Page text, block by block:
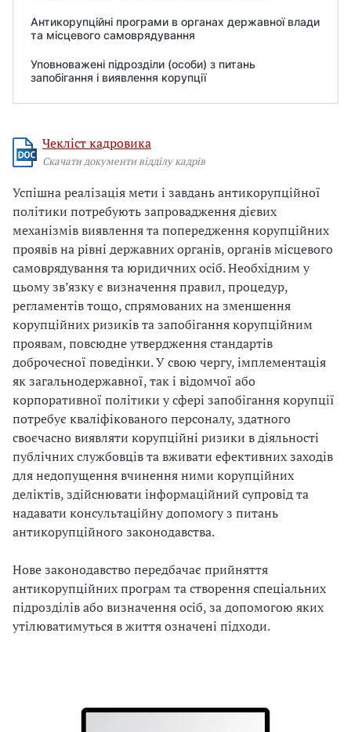
Антикорупційні програми в органах державної влади
та місцевого самоврядування
Уповноважені підрозділи (особи) з питань
запобігання і виявлення корупції
Чекліст кадровика
Скачати документи відділу кадрів
Успішна реалізація мети і завдань антикорупційної
політики потребують запровадження дієвих
механізмів виявлення та попередження корупційних
проявів на рівні державних органів, органів місцевого
самоврядування та юридичних осіб. Необхідним у
цьому зв’язку є визначення правил, процедур,
регламентів тощо, спрямованих на зменшення
корупційних ризиків та запобігання корупційним
проявам, повсюдне утвердження стандартів
доброчесної поведінки. У свою чергу, імплементація
як загальнодержавної, так і відомчої або
корпоративної політики у сфері запобігання корупції
потребує кваліфікованого персоналу, здатного
своєчасно виявляти корупційні ризики в діяльності
публічних службовців та вживати ефективних заходів
для недопущення вчинення ними корупційних
деліктів, здійснювати інформаційний супровід та
надавати консультаційну допомогу з питань
антикорупційного законодавства.
Нове законодавство передбачає прийняття
антикорупційних програм та створення спеціальних
підрозділів або визначення осіб, за допомогою яких
утілюватимуться в життя означені підходи.